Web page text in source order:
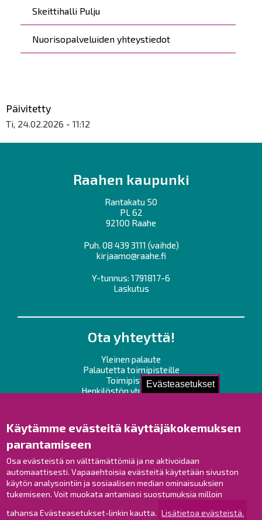
Evästeasetukset
Käytämme evästeitä käyttäjäkokemuksen
parantamiseen
Osa evästeistä on välttämättömiä ja ne aktivoidaan
automaattisesti. Vapaaehtoisia evästeitä käytetään sivuston
käytön analysointiin ja sosiaalisen median ominaisuuksien
tukemiseen. Voit muokata antamiasi suostumuksia milloin
tahansa Evästeasetukset-linkin kautta. Lisätietoa evästeistä.
Skeittihalli Pulju
Nuorisopalveluiden yhteystiedot
Päivitetty
Ti, 24.02.2026 - 11:12
Raahen kaupunki
Rantakatu 50
PL 62
92100 Raahe
Puh. 08 439 3111 (vaihde)
kirjaamo@raahe.fi
Y-tunnus: 1791817-6
Laskutus
Ota yhteyttä!
Yleinen palaute
Palautetta toimipisteille
Toimipisteet
Henkilöstön yhteystiedot
Raahe Facebookissa
Raahe Instagramissa
Raahe LinkedInissä
Raahe YouTubessa